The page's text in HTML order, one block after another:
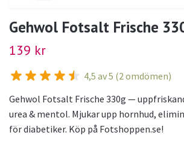
Gehwol Fotsalt Frische
139 kr
4,5 av 5 (2 omdömen)
Gehwol Fotsalt Frische 330g —
urea & mentol. Mjukar upp hornhud,
för diabetiker. Köp på Fotshoppen.se!